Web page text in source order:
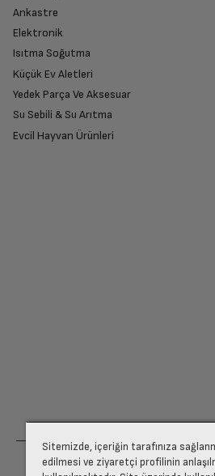
Ürünü
İade
Yetkili
Ankastre
Elektronik
Isıtma Soğutma
Küçük Ev Aletleri
Yedek Parça Ve Aksesuar
Su Sebili & Su Arıtma
Evcil Hayvan Ürünleri
Sitemizde, içeriğin tarafınıza
edilmesi ve ziyaretçi profilinin